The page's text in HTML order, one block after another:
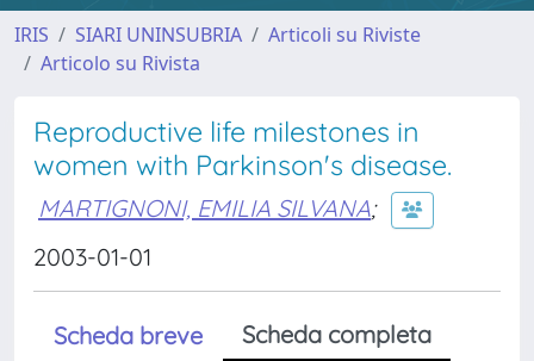
IRIS SIARI UNINSUBRIA
Articoli su Riviste
Articolo su Rivista
Reproductive life milestones in
women with Parkinson's disease.
MARTIGNONI, EMILIA SILVANA;
2003-01-01
Scheda breve
Scheda completa